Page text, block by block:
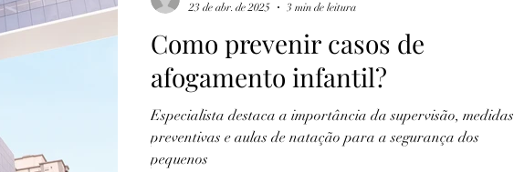
Como prevenir casos de
afogamento infantil?
Especialista destaca a importância da supervisão, medidas
preventivas e aulas de natação para a segurança dos
pequenos
23 de abr. de 2025
3 min de leitura